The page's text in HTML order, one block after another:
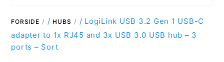
FORSIDE / HUBS
/ LogiLink USB 3.2 Gen 1 USB-C
adapter to 1x RJ45 and 3x USB 3.0 USB hub – 3
ports – Sort